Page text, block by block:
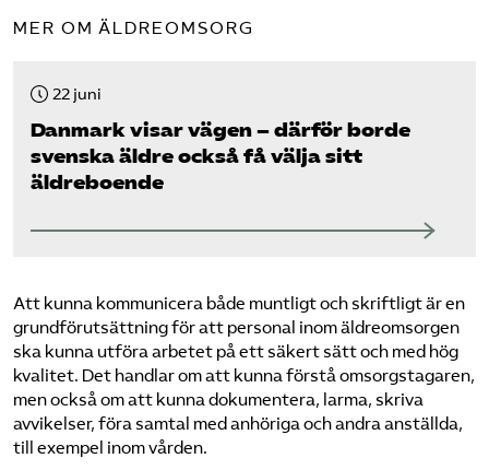
MER OM ÄLDREOMSORG
22 juni
Danmark visar vägen – därför borde
svenska äldre också få välja sitt
äldreboende
Att kunna kommunicera både muntligt och skriftligt är en
grundförutsättning för att personal inom äldreomsorgen
ska kunna utföra arbetet på ett säkert sätt och med hög
kvalitet. Det handlar om att kunna förstå omsorgstagaren,
men också om att kunna dokumentera, larma, skriva
avvikelser, föra samtal med anhöriga och andra anställda,
till exempel inom vården.